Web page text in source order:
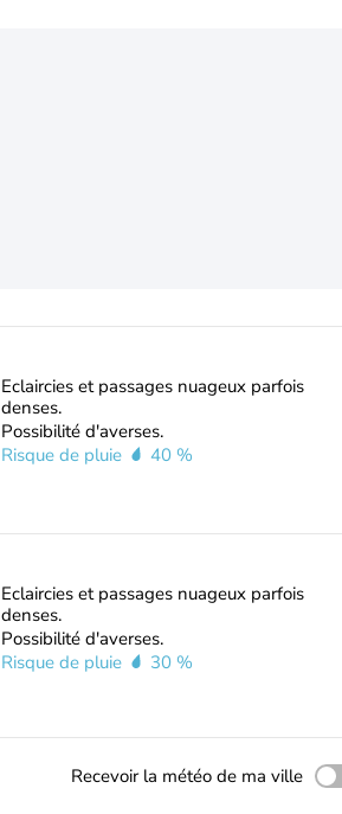
Eclaircies et passages nuageux parfois
denses.
Possibilité d'averses.
Risque de pluie
40 %
Eclaircies et passages nuageux parfois
denses.
Possibilité d'averses.
Risque de pluie
30 %
Recevoir la météo de ma ville